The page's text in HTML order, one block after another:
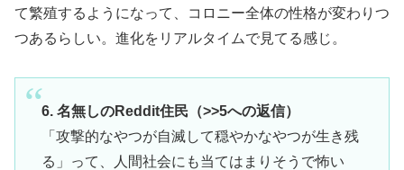
て繁殖するようになって、コロニー全体の性格が変わりつ
つあるらしい。進化をリアルタイムで見てる感じ。
6. 名無しのReddit住民（>>5への返信）
「攻撃的なやつが自滅して穏やかなやつが生き残
る」って、人間社会にも当てはまりそうで怖い